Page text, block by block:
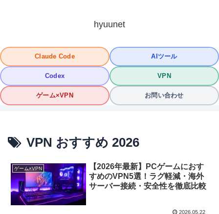
hyuunet
Claude Code AIツール
Codex VPN
ゲーム×VPN お問い合わせ
VPN おすすめ 2026
ゲーム×VPN
【2026年最新】PCゲームにおす
すめのVPN5選！ラグ軽減・海外
サーバー接続・安全性を徹底比較
2026.05.22